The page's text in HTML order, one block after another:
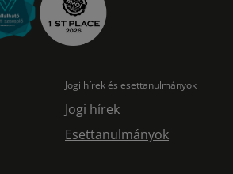
Jogi hírek és esettanulmányok
Jogi hírek
Esettanulmányok